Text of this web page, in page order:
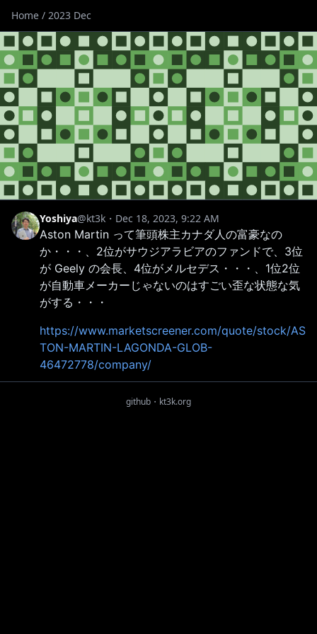
Home / 2023 Dec
Yoshiya@kt3k ・Dec 18, 2023, 9:22 AM
Aston Martin って筆頭株主カナダ人の富豪なの
か・・・、2位がサウジアラビアのファンドで、3位
が Geely の会長、4位がメルセデス・・・、1位2位
が自動車メーカーじゃないのはすごい歪な状態な気
がする・・・
https://www.marketscreener.com/quote/stock/AS
TON-MARTIN-LAGONDA-GLOB-
46472778/company/
github ・ kt3k.org